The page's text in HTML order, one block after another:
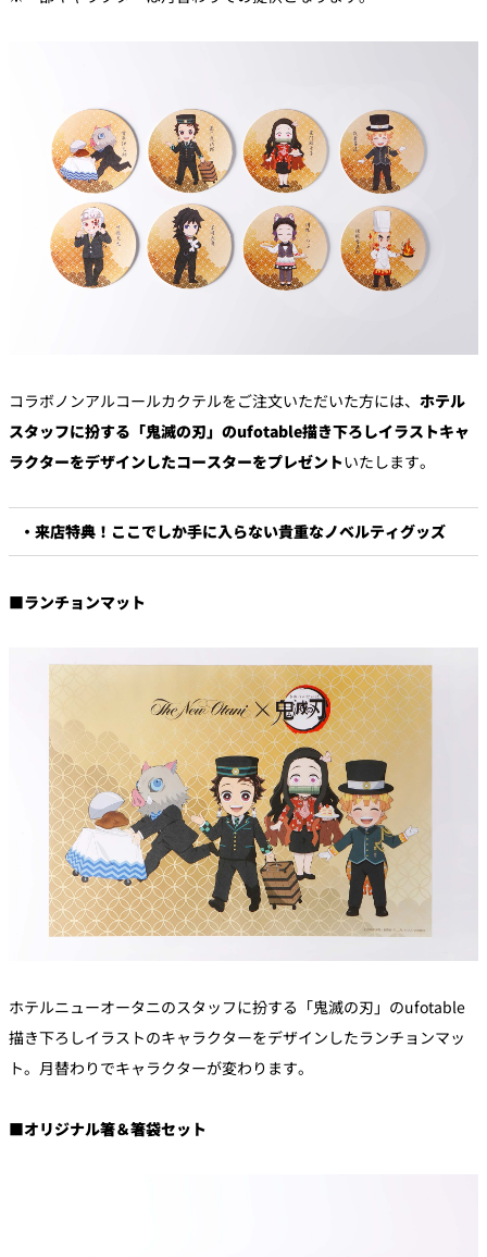
コラボノンアルコールカクテルをご注文いただいた方には、 ホテル
スタッフに扮する「鬼滅の刃」のufotable描き下ろしイラストキャ
ラクターをデザインしたコースターをプレゼントいたします。
・来店特典！ここでしか手に入らない貴重なノベルティグッズ
■ランチョンマット
ホテルニューオータニのスタッフに扮する「鬼滅の刃」のufotable
描き下ろしイラストのキャラクターをデザインしたランチョンマッ
ト。月替わりでキャラクターが変わります。
■オリジナル箸＆箸袋セット